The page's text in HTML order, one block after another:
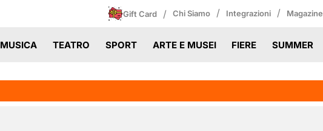
Gift Card / Chi Siamo / Integrazioni / Magazine
MUSICA TEATRO SPORT ARTE E MUSEI FIERE SUMMER